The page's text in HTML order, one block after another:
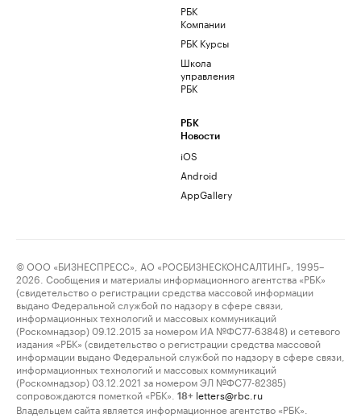
РБК
Компании
РБК Курсы
Школа
управления
РБК
РБК
Новости
iOS
Android
AppGallery
© ООО «БИЗНЕСПРЕСС», АО «РОСБИЗНЕСКОНСАЛТИНГ», 1995–
2026. Сообщения и материалы информационного агентства «РБК»
(свидетельство о регистрации средства массовой информации
выдано Федеральной службой по надзору в сфере связи,
информационных технологий и массовых коммуникаций
(Роскомнадзор) 09.12.2015 за номером ИА №ФС77-63848) и сетевого
издания «РБК» (свидетельство о регистрации средства массовой
информации выдано Федеральной службой по надзору в сфере связи,
информационных технологий и массовых коммуникаций
(Роскомнадзор) 03.12.2021 за номером ЭЛ №ФС77-82385)
сопровождаются пометкой «РБК».
18+ letters@rbc.ru
Владельцем сайта является информационное агентство «РБК».